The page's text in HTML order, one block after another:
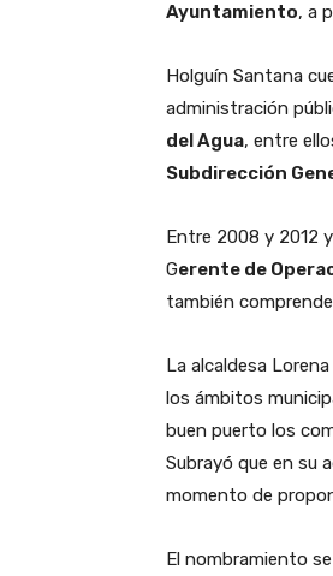
Ayuntamiento, a
Holguín Santana
administración
del Agua, entre
Subdirección
Entre 2008 y 2012
Gerente de
también
La alcaldesa
los ámbitos
buen puerto los
Subrayó que en su
momento de
El nombramiento